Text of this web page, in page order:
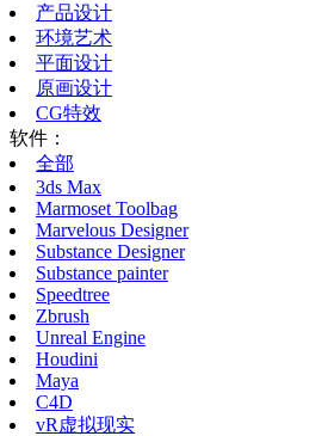
产品设计
环境艺术
平面设计
原画设计
CG特效
软件：
全部
3ds Max
Marmoset Toolbag
Marvelous Designer
Substance Designer
Substance painter
Speedtree
Zbrush
Unreal Engine
Houdini
Maya
C4D
vR虚拟现实